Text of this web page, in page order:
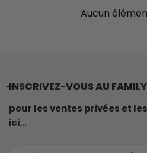
Aucun
INSCRIVEZ-VOUS AU
pour les ventes privées et
ici...